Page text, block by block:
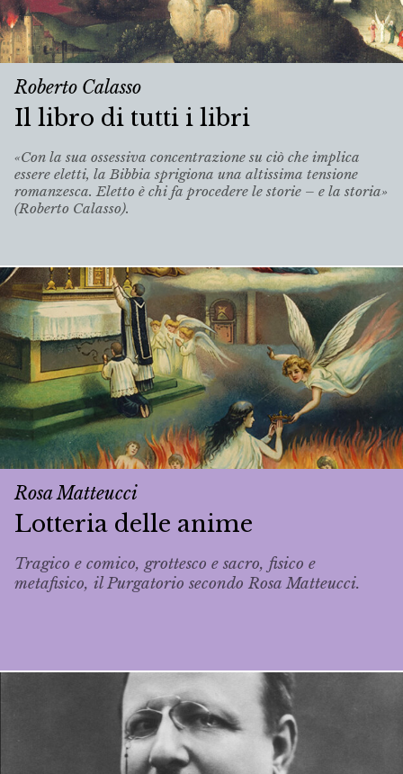
Roberto Calasso
Il libro di tutti i libri
«Con la sua ossessiva concentrazione su ciò che implica
essere eletti, la Bibbia sprigiona una altissima tensione
romanzesca. Eletto è chi fa procedere le storie – e la storia»
(Roberto Calasso).
Rosa Matteucci
Lotteria delle anime
Tragico e comico, grottesco e sacro, fisico e
metafisico, il Purgatorio secondo Rosa Matteucci.